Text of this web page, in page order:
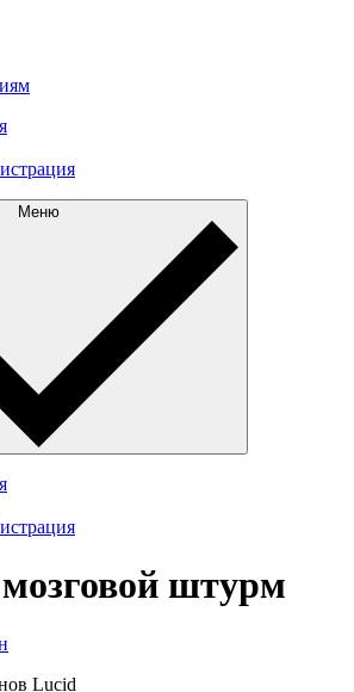
Меню
штурм
Lucid